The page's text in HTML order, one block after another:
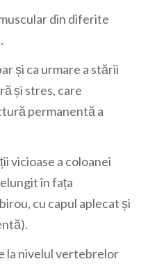
din diferite
și ca urmare a stării
și stres, care
permanentă a
vicioase a coloanei
în fața
cu capul aplecat și
la nivelul vertebrelor